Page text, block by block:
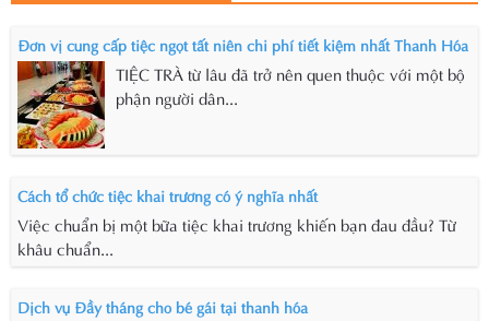
Đơn vị cung cấp tiệc ngọt tất niên chi phí tiết kiệm nhất Thanh Hóa
TIỆC TRÀ từ lâu đã trở nên quen thuộc với một bộ
phận người dân...
Cách tổ chức tiệc khai trương có ý nghĩa nhất
Việc chuẩn bị một bữa tiệc khai trương khiến bạn đau đầu? Từ
khâu chuẩn...
Dịch vụ Đầy tháng cho bé gái tại thanh hóa